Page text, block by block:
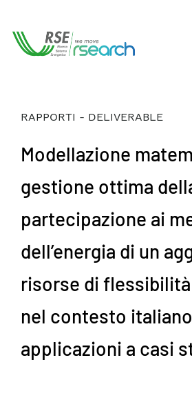
RAPPORTI - DELIVERABLE
Modellazione
gestione ottima
partecipazione ai
dell’energia di un
risorse di
nel contesto
applicazioni a casi